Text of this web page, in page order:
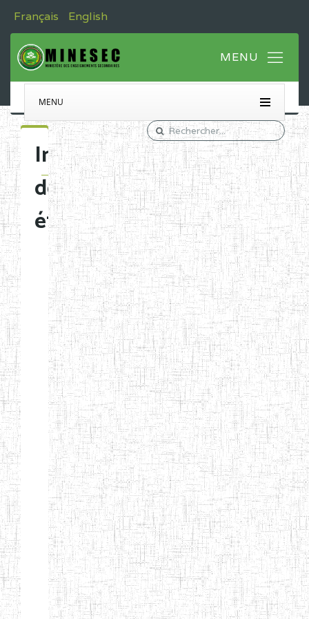
Français English
MENU
Immatriculation
des
établissements
Etablissements
d'enseignement
normal
ENI
Chercher:
Effacer les filtres
Denomination
Type